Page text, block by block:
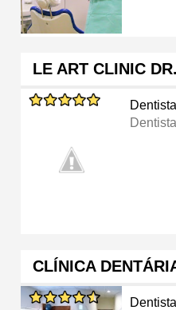
LE ART CLINIC
Dentista
Dentista
CLÍNICA
Dentista